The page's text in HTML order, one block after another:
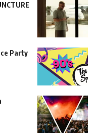
Party